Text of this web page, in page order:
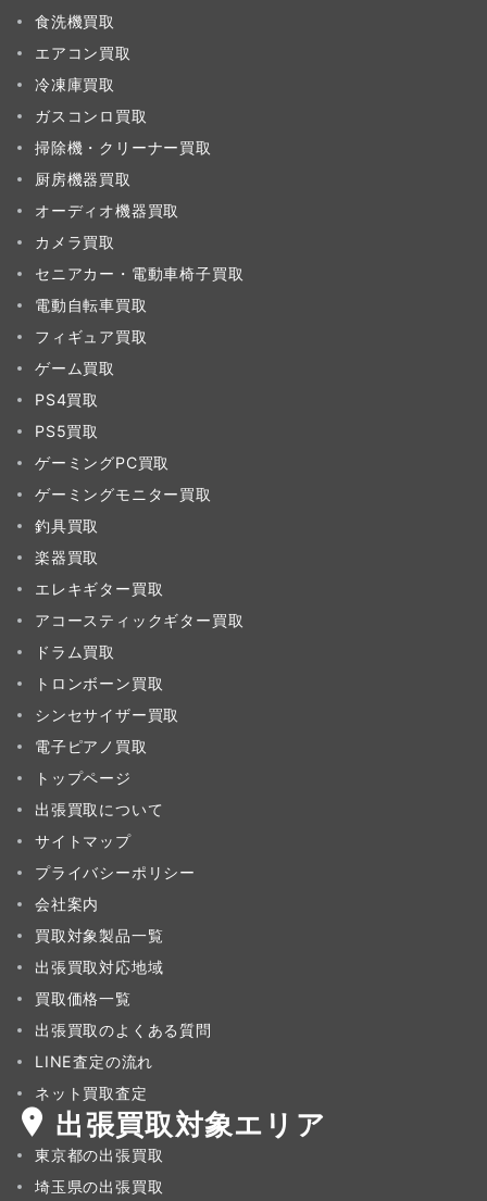
食洗機買取
エアコン買取
冷凍庫買取
ガスコンロ買取
掃除機・クリーナー買取
厨房機器買取
オーディオ機器買取
カメラ買取
セニアカー・電動車椅子買取
電動自転車買取
フィギュア買取
ゲーム買取
PS4買取
PS5買取
ゲーミングPC買取
ゲーミングモニター買取
釣具買取
楽器買取
エレキギター買取
アコースティックギター買取
ドラム買取
トロンボーン買取
シンセサイザー買取
電子ピアノ買取
トップページ
出張買取について
サイトマップ
プライバシーポリシー
会社案内
買取対象製品一覧
出張買取対応地域
買取価格一覧
出張買取のよくある質問
LINE査定の流れ
ネット買取査定
出張買取対象エリア
東京都の出張買取
埼玉県の出張買取